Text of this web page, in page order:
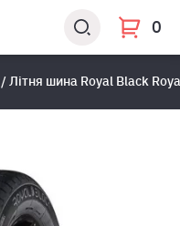
0
Лiтня шина Royal Black